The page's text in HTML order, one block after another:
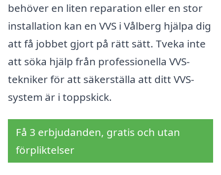
behöver en liten reparation eller en stor
installation kan en VVS i Vålberg hjälpa dig
att få jobbet gjort på rätt sätt. Tveka inte
att söka hjälp från professionella VVS-
tekniker för att säkerställa att ditt VVS-
system är i toppskick.
Få 3 erbjudanden, gratis och utan
förpliktelser